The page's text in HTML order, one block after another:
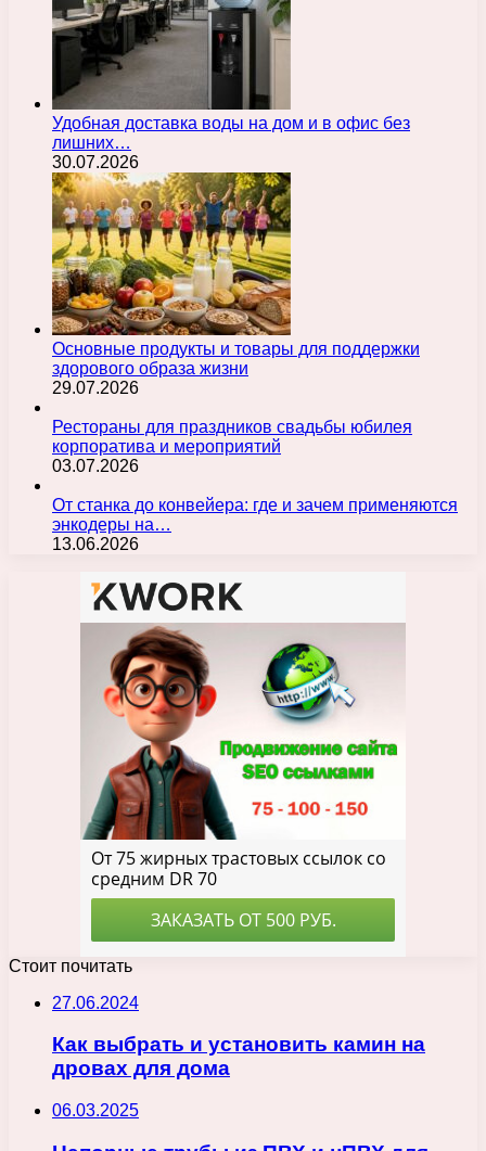
Удобная доставка воды на дом и в офис без
лишних…
30.07.2026
Основные продукты и товары для поддержки
здорового образа жизни
29.07.2026
Рестораны для праздников свадьбы юбилея
корпоратива и мероприятий
03.07.2026
От станка до конвейера: где и зачем применяются
энкодеры на…
13.06.2026
Стоит почитать
27.06.2024
Как выбрать и установить камин на
дровах для дома
06.03.2025